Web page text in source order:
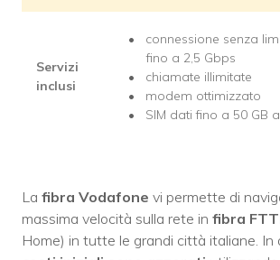
Servizi
inclusi
connessione senza
fino a 2,5 Gbps
chiamate illimitate
modem ottimizzato
SIM dati fino a 50 GB
La fibra Vodafone vi permette di
massima velocità sulla rete in fibra
Home) in tutte le grandi città italiane. In